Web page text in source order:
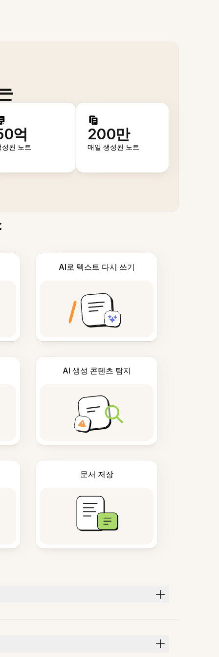
억
성된 노트
200만
매일 생성된 노트
AI로 텍스트 다시 쓰기
AI 생성 콘텐츠 탐지
문서 저장